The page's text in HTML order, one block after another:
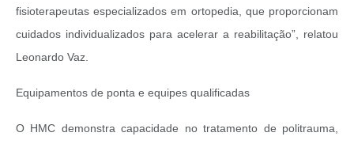
fisioterapeutas especializados em ortopedia, que proporcionam
cuidados individualizados para acelerar a reabilitação”, relatou
Leonardo Vaz.
Equipamentos de ponta e equipes qualificadas
O HMC demonstra capacidade no tratamento de politrauma,